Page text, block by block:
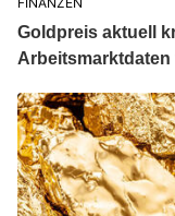
Goldpreis aktuell